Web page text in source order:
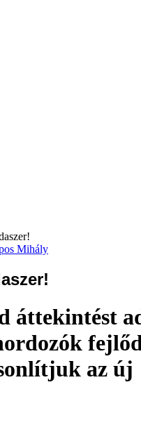
Mihály
áttekintést
az új